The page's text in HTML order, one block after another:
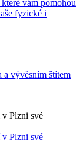
vám pomohou
fyzické i
a vývěsním štítem
Plzni své
Plzni své